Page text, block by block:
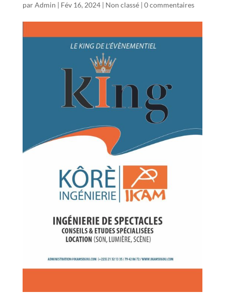
parAdmin | Fév 16, 2024| Non classé| 0 commentaires